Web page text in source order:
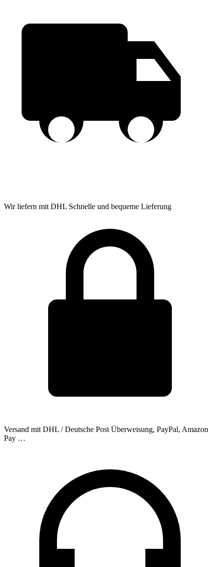
Wir liefern mit DHL Schnelle und bequeme Lieferung
Versand mit DHL / Deutsche Post Überweisung, PayPal, Amazon
Pay …